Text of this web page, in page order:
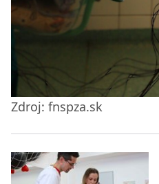
Zdroj: fnspza.sk